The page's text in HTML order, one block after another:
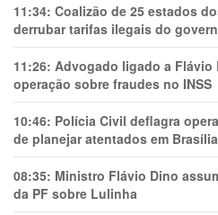
11:34: Coalizão de 25 estados
derrubar tarifas ilegais do
11:26: Advogado ligado a Flávio
operação sobre fraudes no INSS
10:46: Polícia Civil deflagra
de planejar atentados em
08:35: Ministro Flávio Dino
da PF sobre Lulinha